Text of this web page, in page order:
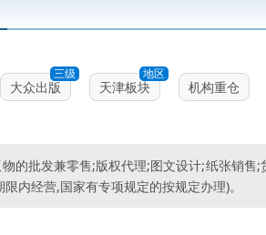
三级
大众出版
地区
天津板块 机构重仓
的批发兼零售;版权代理;图文设计;纸张销
内经营,国家有专项规定的按规定办理)。